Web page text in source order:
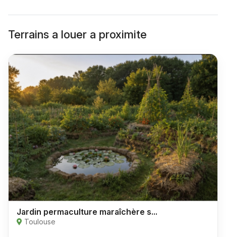
Terrains a louer a proximite
Jardin permaculture maraîchère s...
Toulouse